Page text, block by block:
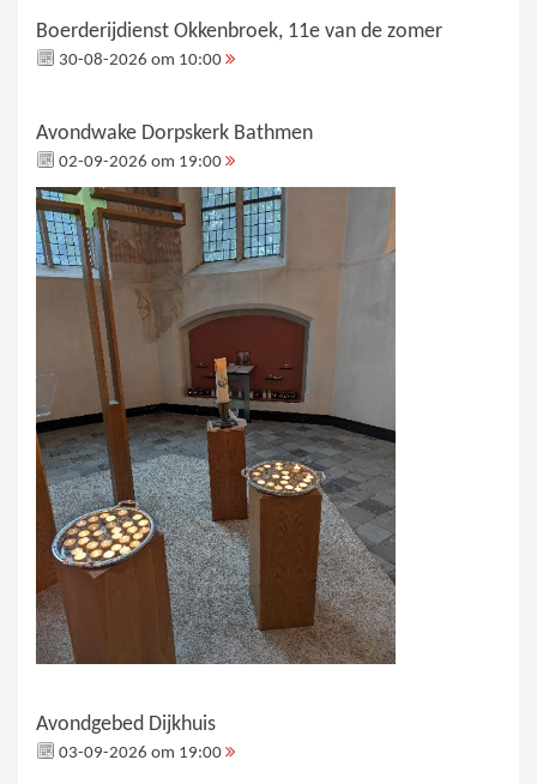
Boerderijdienst Okkenbroek, 11e van de zomer
30-08-2026 om 10:00
Avondwake Dorpskerk Bathmen
02-09-2026 om 19:00
Avondgebed Dijkhuis
03-09-2026 om 19:00